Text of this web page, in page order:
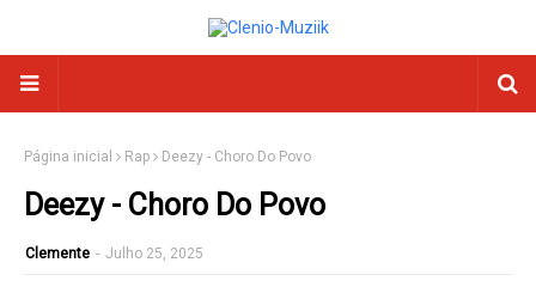
Página inicial Rap Deezy - Choro Do Povo
Deezy - Choro Do Povo
Clemente - Julho 25, 2025